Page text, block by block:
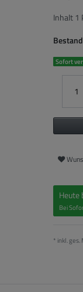
Inhalt 1
Sofort
Heute
Bei
* inkl. ges.